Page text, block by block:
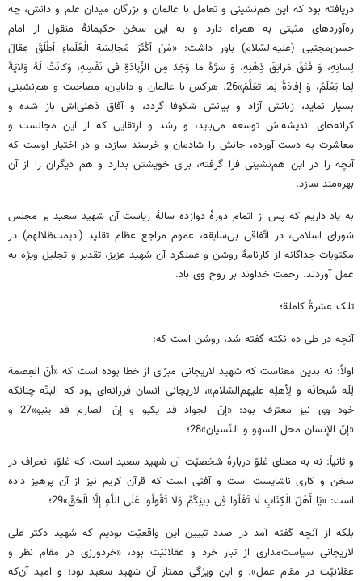
دریافته بود که این هم‌نشینی و تعامل با عالمان و بزرگان میدان علم و دانش، چه
ره‌آوردهای مثبتی به همراه دارد و به این سخن حکیمانۀ منقول از امام
حسن‌مجتبی (علیه‌السّلام) باور داشت: «مَنْ أکْثَرَ مُجالِسَة الْعُلَماءِ أطْلَقَ عِقالَ
لِسانِهِ، وَ فَتَقَ مَراتِقَ ذِهْنِهِ، وَ سَرَّهُ ما وَجَدَ مِنَ الزِّیادَةِ فی نَفْسِهِ، وَکانَتْ لَهُ وَلایَةٌ
لِما یَعْلَمُ، وَ إفادَةٌ لِما تَعَلَّمَ»26. هرکس با عالمان و دانایان، مصاحبت و هم‌نشینی
بسیار نماید، زبانش آزاد و بیانش شکوفا گردد، و آفاق ذهنی‌اش باز شده و
کرانه‌های اندیشه‌اش توسعه می‌باید، و رشد و ارتقایی که از این مجالست و
معاشرت به دست آورده، جانش را شادمان و خرسند سازد، و در اختیار اوست که
آنچه را در این هم‌نشینی فرا گرفته، برای خویشتن بدارد و هم دیگران را از آن
بهره‌مند سازد.
به یاد داریم که پس از اتمام دورۀ دوازده سالۀ ریاست آن شهید سعید بر مجلس
شورای اسلامی، در اتّفاقی بی‌سابقه، عموم مراجع عظام تقلید (ادیمت‌ظلالهم) در
مکتوبات جداگانه از کارنامۀ روشن و عملکرد آن شهید عزیز، تقدیر و تجلیل ویژه به
عمل آوردند. رحمت خداوند بر روح وی باد.
تلـک عشرةٌ کاملة؛
آنچه در طی ده نکته گفته شد، روشن است که:
اولاً: نه بدین معناست که شهید لاریجانی مبرّای از خطا بوده است که «أنّ العِصمة
لِلّه سُبحانَه و لِأهلِه علیهم‌السّلام»، لاریجانی انسان فرزانه‌ای بود که البتّه چنانکه
خود وی نیز معترف بود: «إنّ الجواد قد یکبو و إنّ الصارم قد ینبو»27 و
«إنّ الإنسان محل السهو و الـنّسیان»28؛
و ثانیاً‌: نه به معنای غلوّ دربارۀ شخصیّت آن شهید سعید است، که غلوّ، انحراف در
سخن و کاری ناشایست است و آفتی است که قرآن کریم نیز از آن پرهیز داده
است: «یَا أَهْلَ الْکِتَابِ لَا تَغْلُوا فِی دِینِکُمْ وَلَا تَقُولُوا عَلَی اللَّهِ إِلَّا الْحَقّ»29؛
بلکه از آنچه گفته آمد در صدد تبیین این واقعیّت بودیم که شهید دکتر علی
لاریجانی سیاست‌مداری از تبار خرد و عقلانیّت بود، «خردورزی در مقام نظر و
عقلانیّت در مقام عمل». و این ویژگی ممتاز آن شهید سعید بود؛ و امید آن‌که